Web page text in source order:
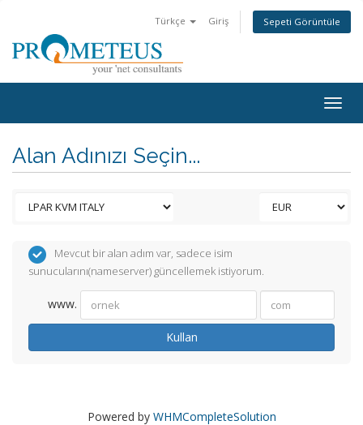
Türkçe Giriş Sepeti Görüntüle
Alan Adınızı Seçin...
Mevcut bir alan adım var, sadece isim
sunucularını(nameserver) güncellemek istiyorum.
www.
Kullan
Powered by WHMCompleteSolution